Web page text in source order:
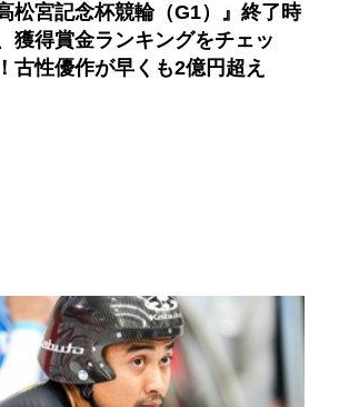
高松宮記念杯競輪（G1）』終了時
獲得賞金ランキングをチェッ
古性優作が早くも2億円超え